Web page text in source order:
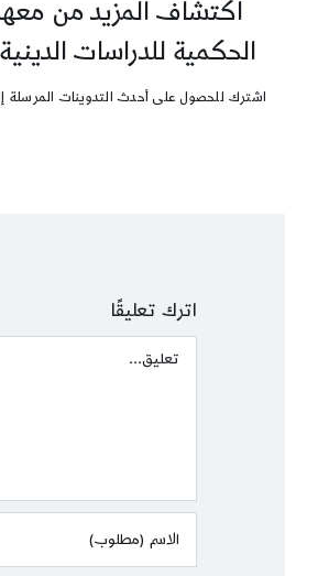
اكتشاف المزيد من
الحكمية للدراسات
اشترك للحصول على أحدث التدوينات المرسلة
اترك تعليقًا
Comment